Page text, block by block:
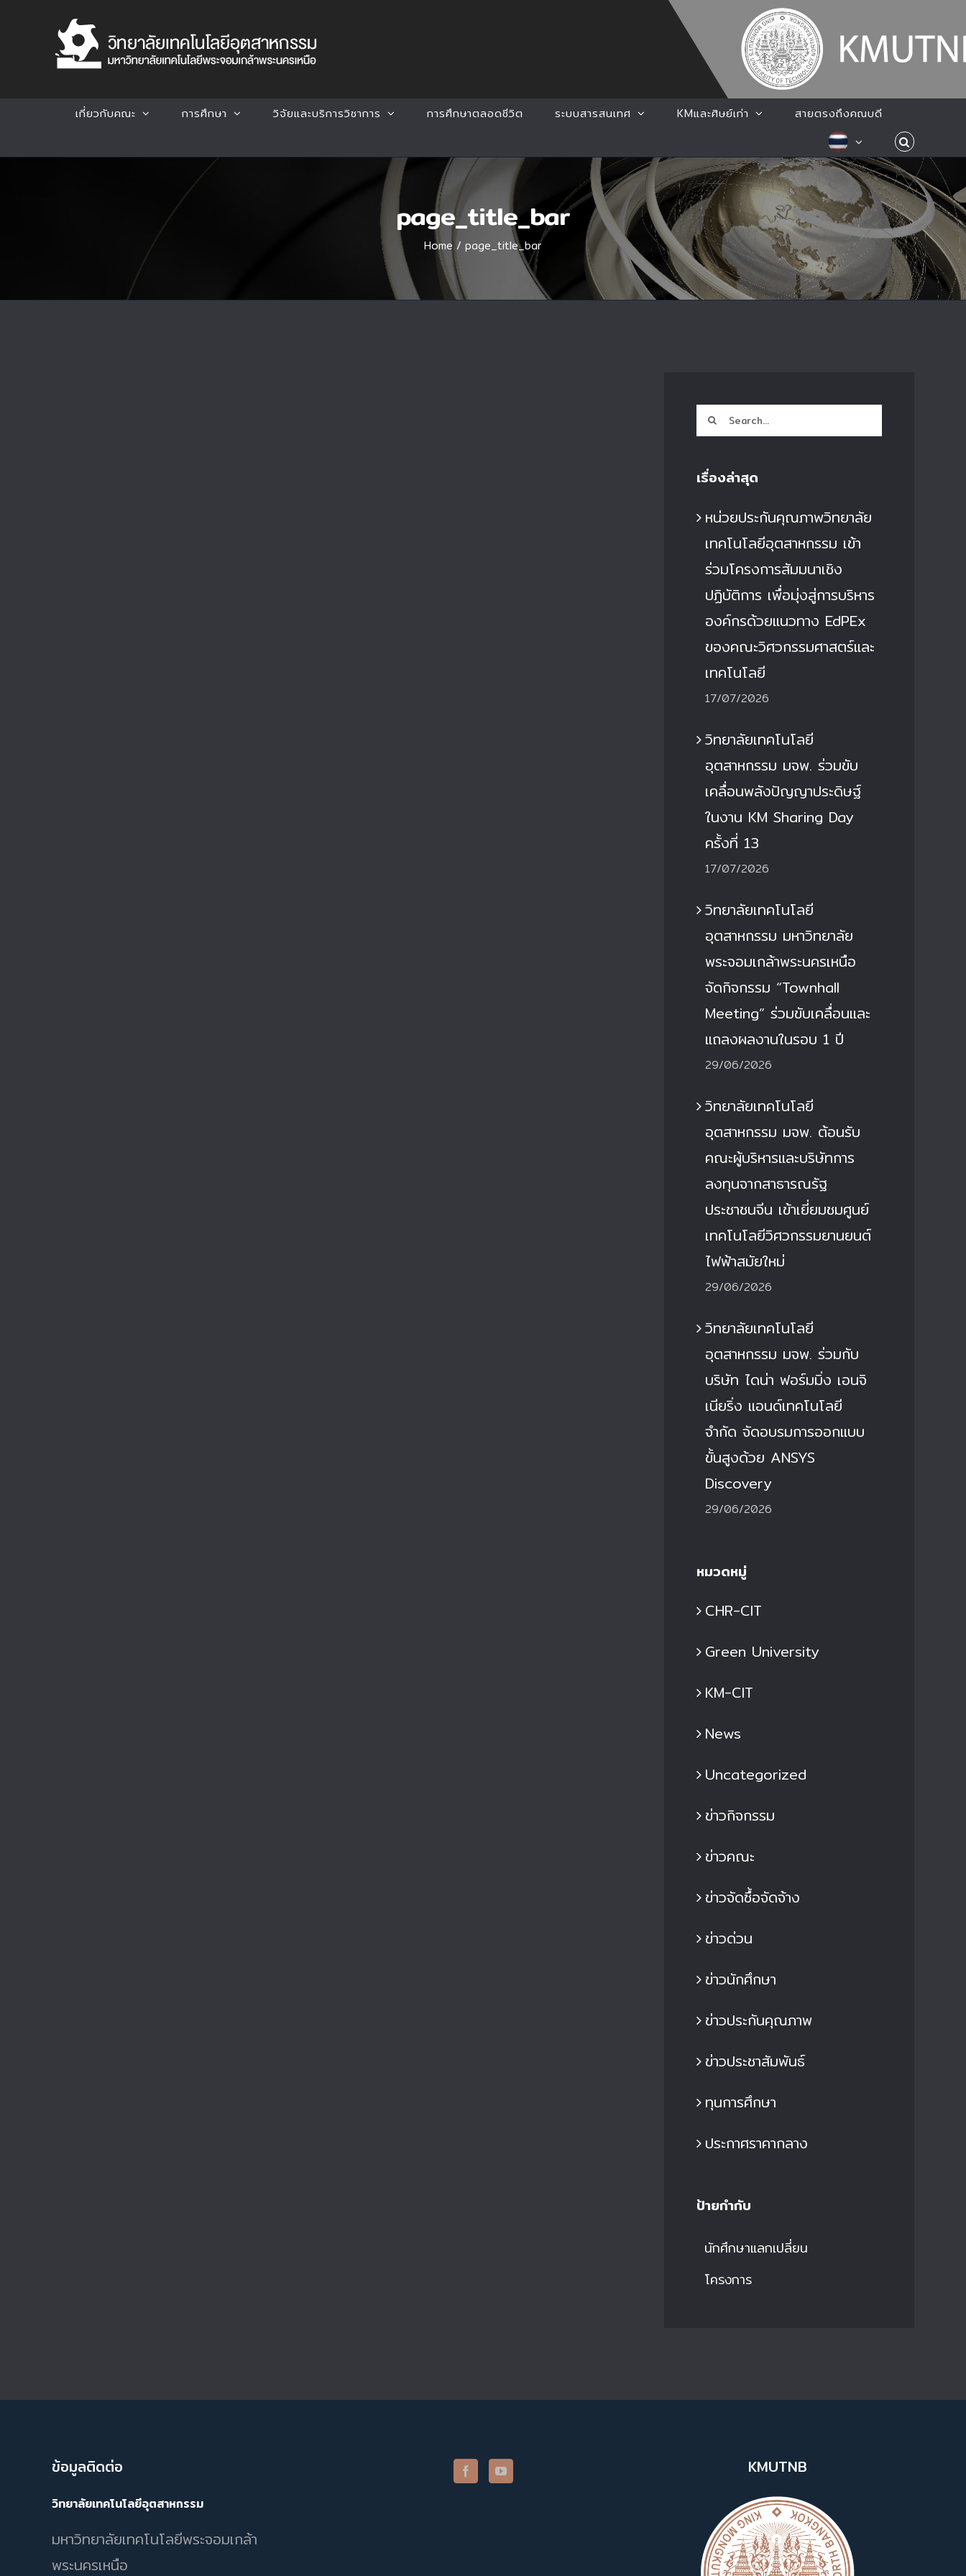
เกี่ยวกับคณะ การศึกษา วิจัยและบริการวิชาการ การศึกษาตลอดชีวิต ระบบสารสนเทศ KMและศิษย์เก่า สายตรงถึงคณบดี
page_title_bar
Home / page_title_bar
Search
for:
เรื่องล่าสุด
หน่วยประกันคุณภาพวิทยาลัย
เทคโนโลยีอุตสาหกรรม เข้า
ร่วมโครงการสัมมนาเชิง
ปฏิบัติการ เพื่อมุ่งสู่การบริหาร
องค์กรด้วยแนวทาง EdPEx
ของคณะวิศวกรรมศาสตร์และ
เทคโนโลยี
17/07/2026
วิทยาลัยเทคโนโลยี
อุตสาหกรรม มจพ. ร่วมขับ
เคลื่อนพลังปัญญาประดิษฐ์
ในงาน KM Sharing Day
ครั้งที่ 13
17/07/2026
วิทยาลัยเทคโนโลยี
อุตสาหกรรม มหาวิทยาลัย
พระจอมเกล้าพระนครเหนือ
จัดกิจกรรม “Townhall
Meeting” ร่วมขับเคลื่อนและ
แถลงผลงานในรอบ 1 ปี
29/06/2026
วิทยาลัยเทคโนโลยี
อุตสาหกรรม มจพ. ต้อนรับ
คณะผู้บริหารและบริษัทการ
ลงทุนจากสาธารณรัฐ
ประชาชนจีน เข้าเยี่ยมชมศูนย์
เทคโนโลยีวิศวกรรมยานยนต์
ไฟฟ้าสมัยใหม่
29/06/2026
วิทยาลัยเทคโนโลยี
อุตสาหกรรม มจพ. ร่วมกับ
บริษัท ไดน่า ฟอร์มมิ่ง เอนจิ
เนียริ่ง แอนด์เทคโนโลยี
จำกัด จัดอบรมการออกแบบ
ขั้นสูงด้วย ANSYS
Discovery
29/06/2026
หมวดหมู่
CHR-CIT
Green University
KM-CIT
News
Uncategorized
ข่าวกิจกรรม
ข่าวคณะ
ข่าวจัดซื้อจัดจ้าง
ข่าวด่วน
ข่าวนักศึกษา
ข่าวประกันคุณภาพ
ข่าวประชาสัมพันธ์
ทุนการศึกษา
ประกาศราคากลาง
ป้ายกำกับ
นักศึกษาแลกเปลี่ยน
โครงการ
ข้อมูลติดต่อ
วิทยาลัยเทคโนโลยีอุตสาหกรรม
มหาวิทยาลัยเทคโนโลยีพระจอมเกล้า
พระนครเหนือ
KMUTNB